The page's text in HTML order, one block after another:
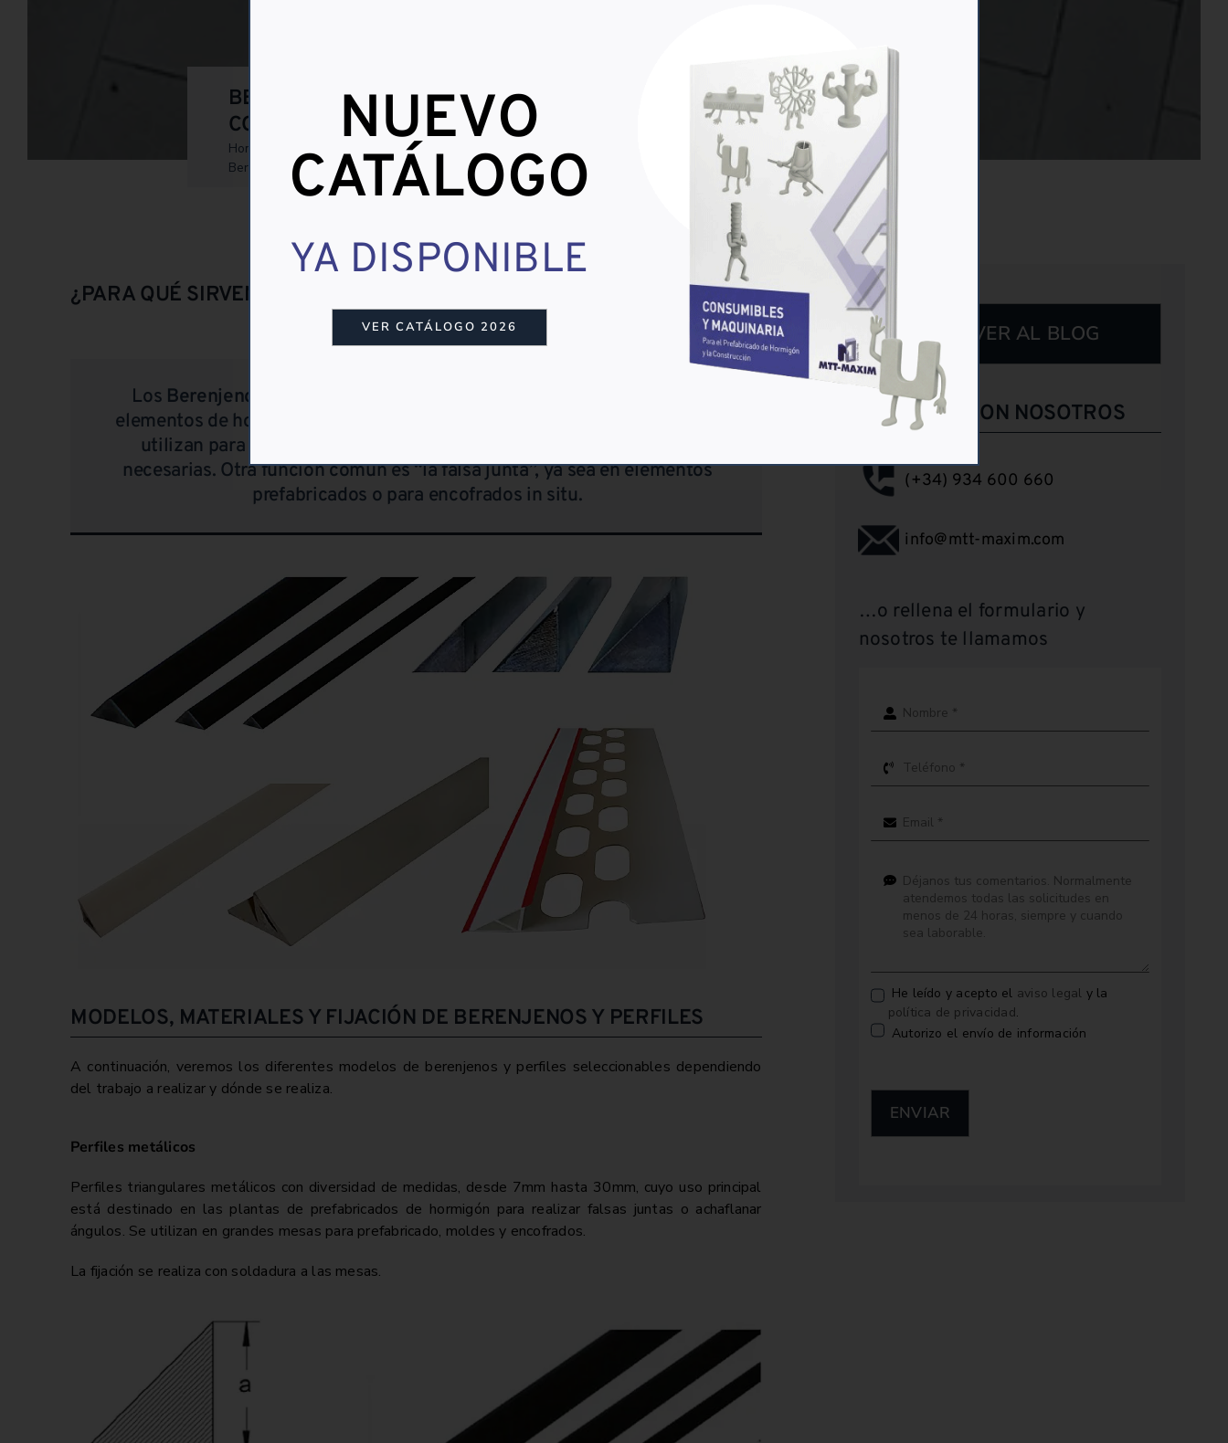
BERENJENOS Y PERFILES PARA LA
CONSTRUCCIÓN Y PREFABRICADO
Home
Blog
Berenjenos y perfiles para la construcción y prefabricado
¿PARA QUÉ SIRVEN LOS BERENJENOS Y LOS PERFILES?
Los Berenjenos
elementos de hormigón, cumpliendo una parte estética, pero también se
utilizan para evitar el descantillado en aristas vivas cuando no son
necesarias. Otra función común es “la falsa junta”, ya sea en elementos
prefabricados o para encofrados in situ.
MODELOS, MATERIALES Y FIJACIÓN DE BERENJENOS Y PERFILES
A continuación, veremos los diferentes modelos de berenjenos y perfiles seleccionables dependiendo
del trabajo a realizar y dónde se realiza.
Perfiles metálicos
Perfiles triangulares metálicos con diversidad de medidas, desde 7mm hasta 30mm, cuyo uso principal
está destinado en las plantas de prefabricados de hormigón para realizar falsas juntas o achaflanar
ángulos. Se utilizan en grandes mesas para prefabricado, moldes y encofrados.
La fijación se realiza con soldadura a las mesas.
VOLVER AL BLOG
CONTACTA CON NOSOTROS
(+34) 934 600 660
info@mtt-maxim.com
…o rellena el formulario y
nosotros te llamamos
He leído y acepto el aviso legal y la
política de privacidad.
Autorizo el envío de información
ENVIAR
NUEVO
CATÁLOGO
YA DISPONIBLE
VER CATÁLOGO 2026